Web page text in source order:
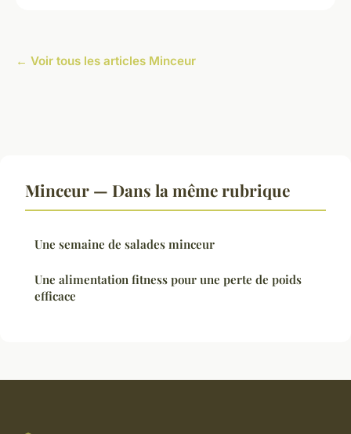
← Voir tous les articles Minceur
Minceur — Dans la même rubrique
Une semaine de salades minceur
Une alimentation fitness pour une perte de poids
efficace